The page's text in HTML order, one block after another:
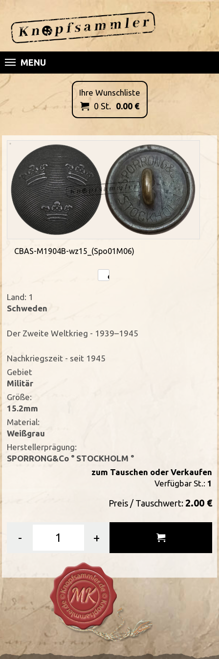
MENU
Ihre Wunschliste
 0 St. 0.00€
CBAS-M1904B-wz15_(Spo01M06)
Land: 1
Schweden
Der Zweite Weltkrieg - 1939–1945
Nachkriegszeit - seit 1945
Gebiet
Militär
Größe:
15.2mm
Material:
Weißgrau
Herstellerprägung:
SPORRONG&Co ° STOCKHOLM °
zum Tauschen oder Verkaufen
Verfügbar St.: 1
Preis / Tauschwert: 2.00 €
- +